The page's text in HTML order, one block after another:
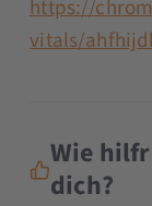
https://
vitals/
Wie
dich?